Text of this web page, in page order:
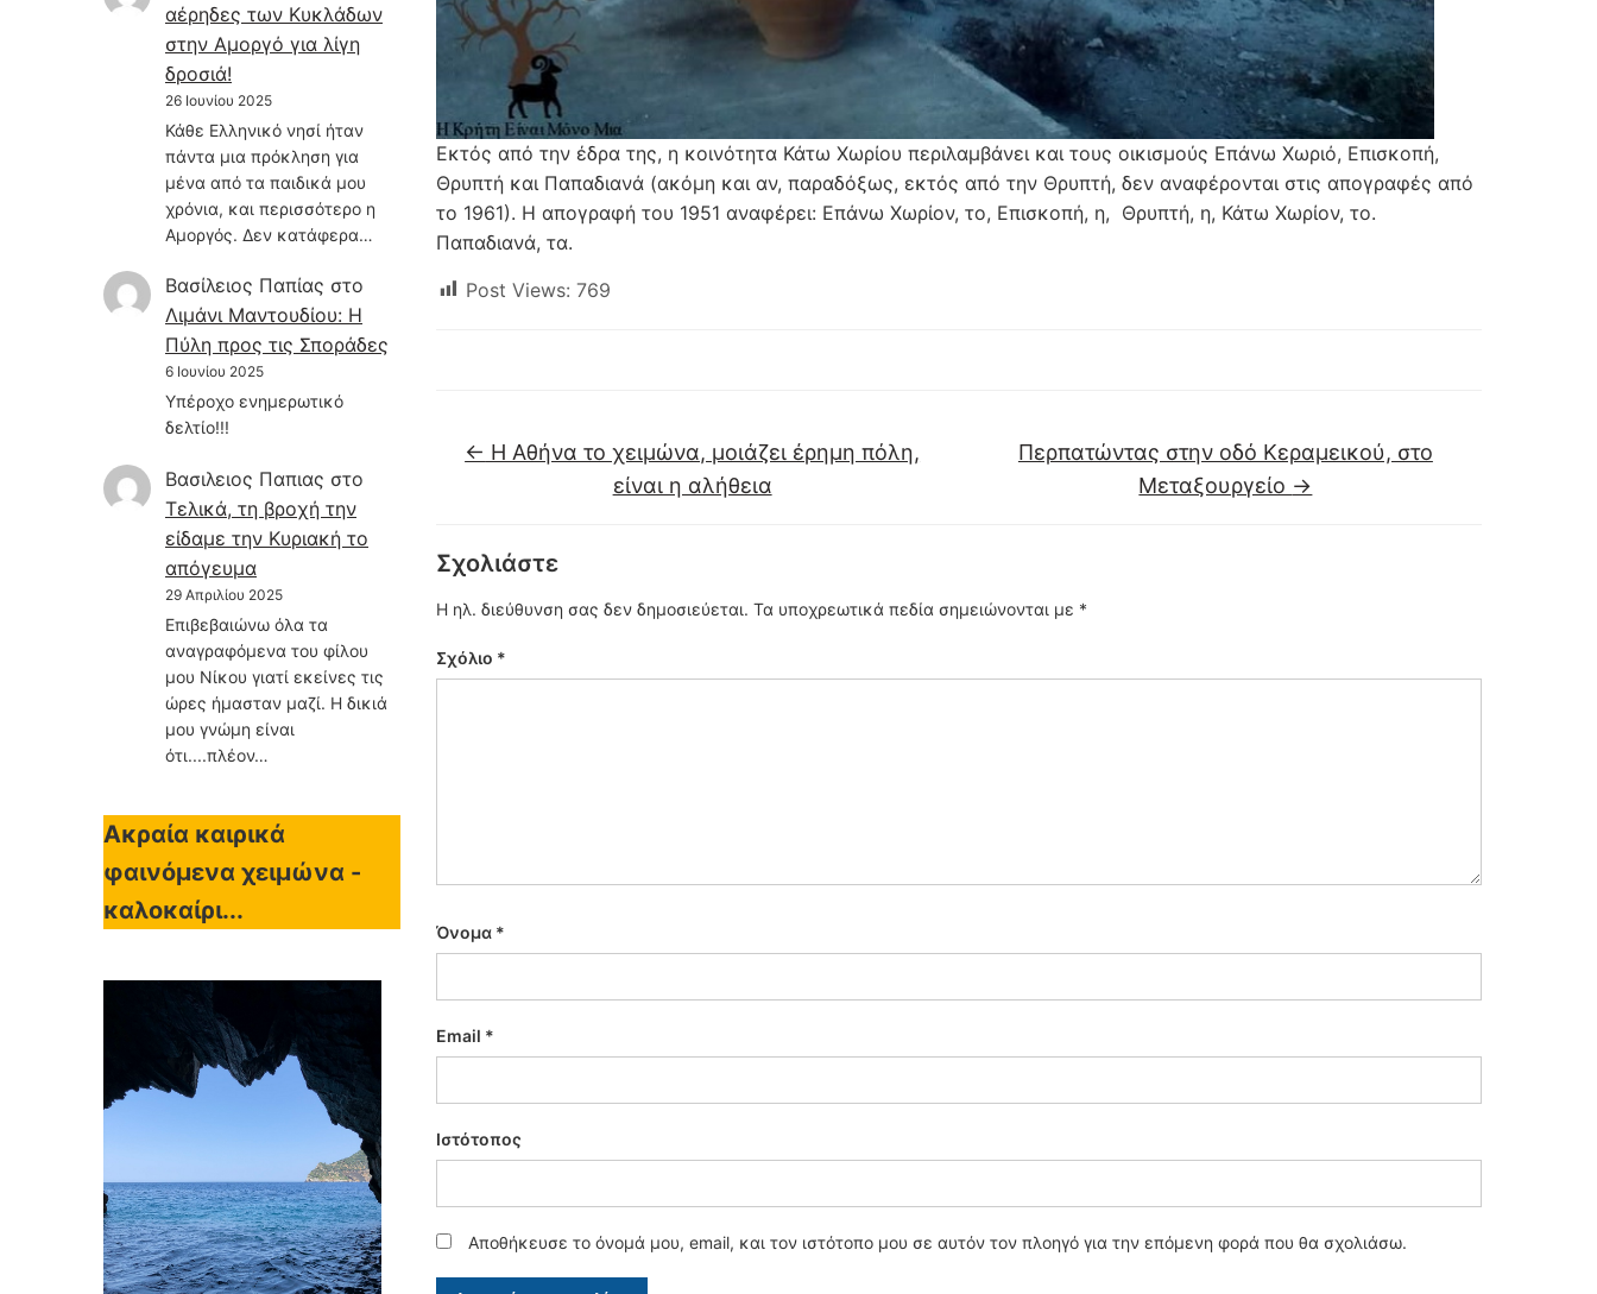
αέρηδες των Κυκλάδων
στην Αμοργό για λίγη
δροσιά!
26 Ιουνίου 2025
Κάθε Ελληνικό νησί ήταν
πάντα μια πρόκληση για
μένα από τα παιδικά μου
χρόνια, και περισσότερο η
Αμοργός. Δεν κατάφερα…
Βασίλειος Παπίας στο
Λιμάνι Μαντουδίου: Η
Πύλη προς τις Σποράδες
6 Ιουνίου 2025
Υπέροχο ενημερωτικό
δελτίο!!!
Βασιλειος Παπιας στο
Τελικά, τη βροχή την
είδαμε την Κυριακή το
απόγευμα
29 Απριλίου 2025
Επιβεβαιώνω όλα τα
αναγραφόμενα του φίλου
μου Νίκου γιατί εκείνες τις
ώρες ήμασταν μαζί. Η δικιά
μου γνώμη είναι
ότι....πλέον…
Ακραία καιρικά
φαινόμενα χειμώνα -
καλοκαίρι...
Εκτός από την έδρα της, η κοινότητα Κάτω Χωρίου περιλαμβάνει και τους οικισμούς Επάνω Χωριό, Επισκοπή,
Θρυπτή και Παπαδιανά (ακόμη και αν, παραδόξως, εκτός από την Θρυπτή, δεν αναφέρονται στις απογραφές από
το 1961). Η απογραφή του 1951 αναφέρει: Επάνω Χωρίον, το, Επισκοπή, η, Θρυπτή, η, Κάτω Χωρίον, το.
Παπαδιανά, τα.
Post Views: 769
← Η Αθήνα το χειμώνα, μοιάζει έρημη πόλη,
είναι η αλήθεια
Περπατώντας στην οδό Κεραμεικού, στo
Μεταξουργείο →
Σχολιάστε
Η ηλ. διεύθυνση σας δεν δημοσιεύεται. Τα υποχρεωτικά πεδία σημειώνονται με *
Σχόλιο *
Όνομα *
Email *
Ιστότοπος
Αποθήκευσε το όνομά μου, email, και τον ιστότοπο μου σε αυτόν τον πλοηγό για την επόμενη φορά που θα σχολιάσω.